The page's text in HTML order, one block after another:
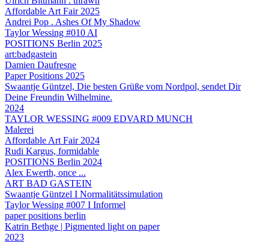
Affordable Art Fair 2025
Andrei Pop . Ashes Of My Shadow
Taylor Wessing #010 AI
POSITIONS Berlin 2025
art:badgastein
Damien Daufresne
Paper Positions 2025
Swaantje Güntzel, Die besten Grüße vom Nordpol, sendet Dir
Deine Freundin Wilhelmine.
2024
TAYLOR WESSING #009 EDVARD MUNCH
Malerei
Affordable Art Fair 2024
Rudi Kargus, formidable
POSITIONS Berlin 2024
Alex Ewerth, once ...
ART BAD GASTEIN
Swaantje Güntzel I Normalitätssimulation
Taylor Wessing #007 I Informel
paper positions berlin
Katrin Bethge | Pigmented light on paper
2023